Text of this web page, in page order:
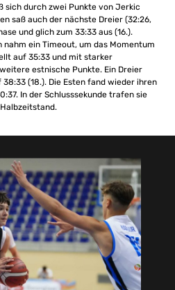
sich durch zwei Punkte von Jerkic
saß auch der nächste Dreier (32:26,
und glich zum 33:33 aus (16.).
ein Timeout, um das Momentum
auf 35:33 und mit starker
estnische Punkte. Ein Dreier
(18.). Die Esten fand wieder ihren
In der Schlusssekunde trafen sie